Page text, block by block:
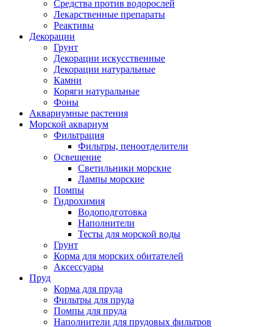
Средства против водорослей
Лекарственные препараты
Реактивы
Декорации
Грунт
Декорации искусственные
Декорации натуральные
Камни
Коряги натуральные
Фоны
Аквариумные растения
Морской аквариум
Фильтрация
Фильтры, пеноотделители
Освещение
Светильники морские
Лампы морские
Помпы
Гидрохимия
Водоподготовка
Наполнители
Тесты для морской воды
Грунт
Корма для морских обитателей
Аксессуары
Пруд
Корма для пруда
Фильтры для пруда
Помпы для пруда
Наполнители для прудовых фильтров